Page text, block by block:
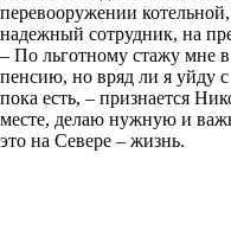
перевооружении
надежный сотрудник, на
– По льготному стажу мне
пенсию, но вряд ли я уйду
пока есть, – признается
месте, делаю нужную и
это на Севере – жизнь.